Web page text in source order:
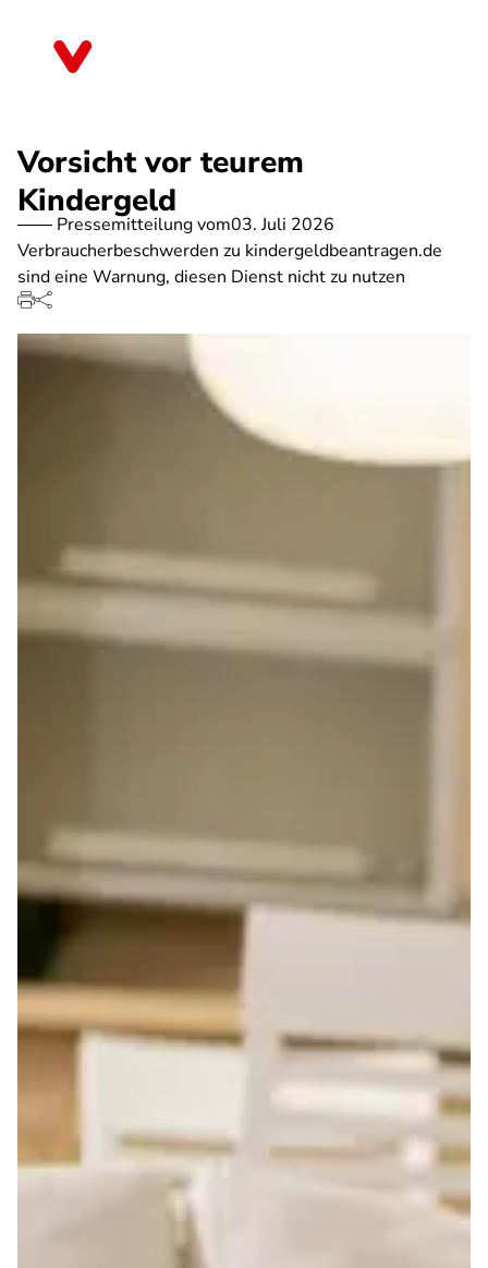
Vorsicht vor teurem
Kindergeld
Pressemitteilung vom03. Juli 2026
Verbraucherbeschwerden zu kindergeldbeantragen.de
sind eine Warnung, diesen Dienst nicht zu nutzen